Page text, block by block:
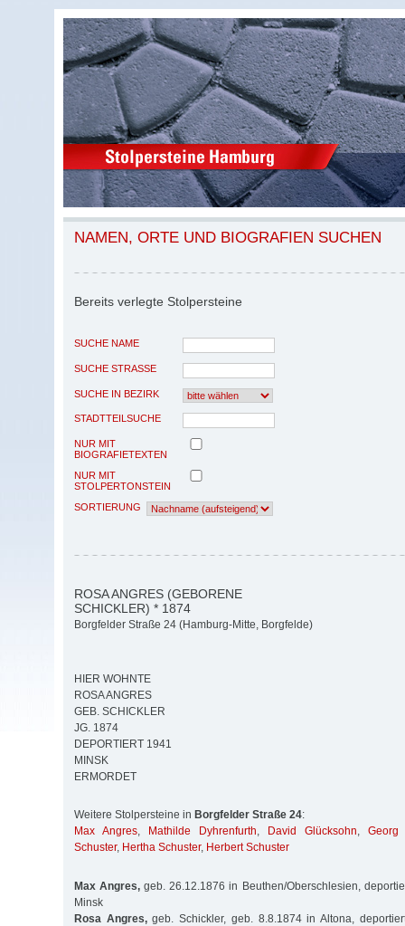
NAMEN, ORTE UND BIOGRAFIEN SUCHEN
Bereits verlegte Stolpersteine
SUCHE NAME
SUCHE STRASSE
SUCHE IN BEZIRK
STADTTEILSUCHE
NUR MIT
BIOGRAFIETEXTEN
NUR MIT
STOLPERTONSTEIN
SORTIERUNG
ROSA ANGRES (GEBORENE
SCHICKLER) * 1874
Borgfelder Straße 24 (Hamburg-Mitte, Borgfelde)
HIER WOHNTE
ROSA ANGRES
GEB. SCHICKLER
JG. 1874
DEPORTIERT 1941
MINSK
ERMORDET
Weitere Stolpersteine in Borgfelder Straße 24:
Max Angres, Mathilde Dyhrenfurth, David Glücksohn, Georg
Schuster, Hertha Schuster, Herbert Schuster
Max Angres, geb. 26.12.1876 in Beuthen/Oberschlesien,
Minsk
Rosa Angres,geb. Schickler, geb. 8.8.1874 in Altona,